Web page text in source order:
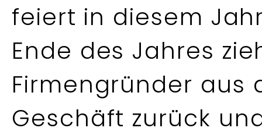
feiert in diesem
Ende des Jahres
Firmengründer aus
Geschäft zurück